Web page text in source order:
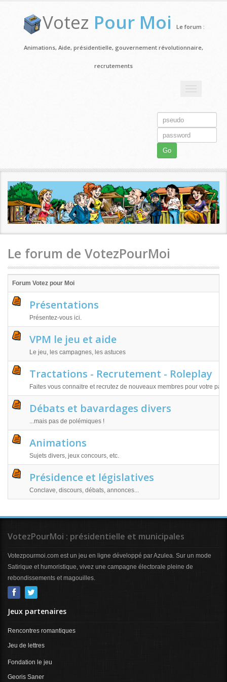
Votez Pour Moi Le forum :
Animations, Aide, présidentielle, gouvernement révolutionnaire,
recrutements
Go
Le forum de VotezPourMoi
Forum Votez pour Moi
Présentations
Présentez-vous ici.
VPM le jeu et aide
Le jeu, les campagnes, les astuces
Tractations - Recrutement - Roleplay
Faites vous connaitre et recrutez de nouveaux membres pour votre parti
Débats et bavardages divers
...mais pas de polémiques !
Animations
Sujets divers, jeux concours, etc.
Présidence et législatives
Conclave, discours, débats, annonces...
VotezPourMoi : présidentielle et municipales
Votezpourmoi.com est un jeu en ligne développé par Azulea. Sur un mode
Satirique et humoristique, vivez une campagne électorale pleine de
rebondissements et magouilles.
Jeux partenaires
Rencontres romantiques
Jeu de lettres
Fondation le jeu
Georis Saner